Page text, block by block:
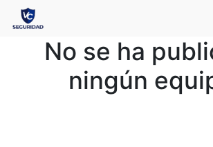
No se ha
ningún